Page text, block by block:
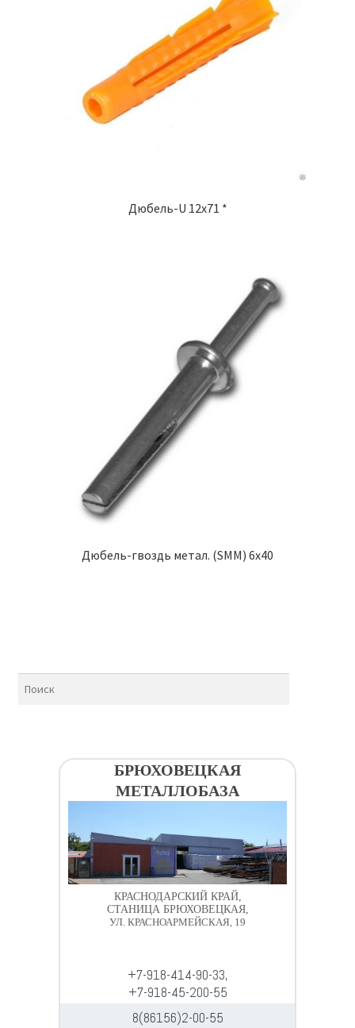
Дюбель-U 12х71 *
Дюбель-гвоздь метал. (SMM) 6х40
БРЮХОВЕЦКАЯ
МЕТАЛЛОБАЗА
КРАСНОДАРСКИЙ КРАЙ,
СТАНИЦА БРЮХОВЕЦКАЯ,
УЛ. КРАСНОАРМЕЙСКАЯ, 19
+7-918-414-90-33,
+7-918-45-200-55
8(86156)2-00-55